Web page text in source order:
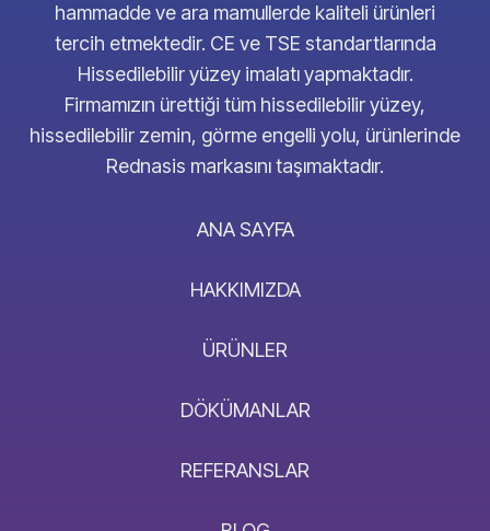
hammadde ve ara mamullerde kaliteli ürünleri
tercih etmektedir. CE ve TSE standartlarında
Hissedilebilir yüzey imalatı yapmaktadır.
Firmamızın ürettiği tüm hissedilebilir yüzey,
hissedilebilir zemin, görme engelli yolu, ürünlerinde
Rednasis markasını taşımaktadır.
ANA SAYFA
HAKKIMIZDA
ÜRÜNLER
DÖKÜMANLAR
REFERANSLAR